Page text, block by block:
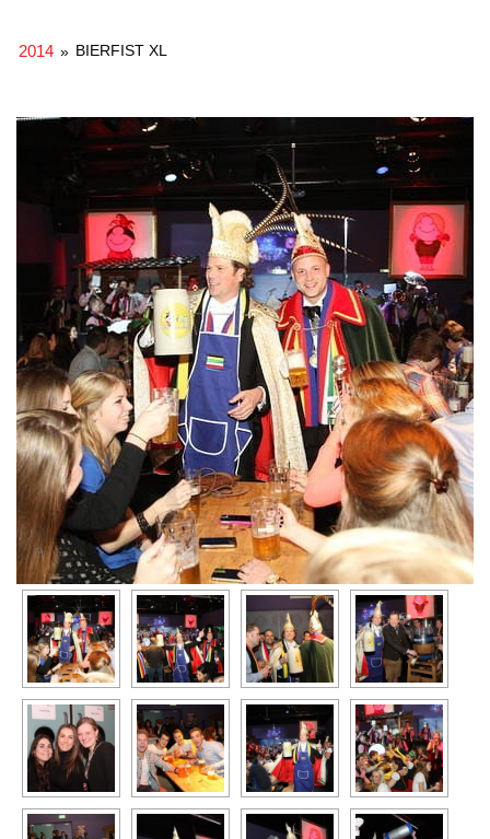
2014 » BIERFIST XL